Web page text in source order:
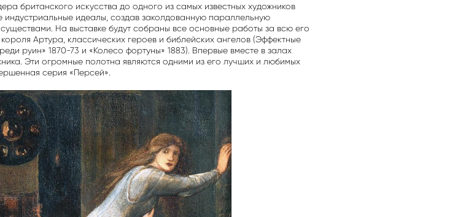
британского искусства до одного из самых известных художников
индустриальные идеалы, создав заколдованную параллельную
На выставке будут собраны все основные работы за всю его
Артура, классических героев и библейских ангелов (Эффектные
руин» 1870-73 и «Колесо фортуны» 1883). Впервые вместе в залах
Эти огромные полотна являются одними из его лучших и любимых
серия «Персей».